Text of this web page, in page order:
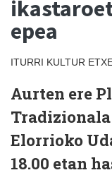
epea
ITURRI KULTUR
Aurten ere
Elorrioko
18.00 etan